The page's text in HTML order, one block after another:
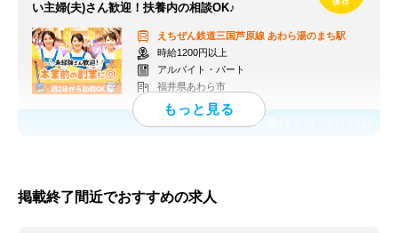
い主婦(夫)さん歓迎！扶養内の相談OK♪
えちぜん鉄道三国芦原線 あわら湯のまち駅
時給1200円以上
アルバイト・パート
福井県あわら市
応募終了日：
掲載終了間近でおすすめの求人